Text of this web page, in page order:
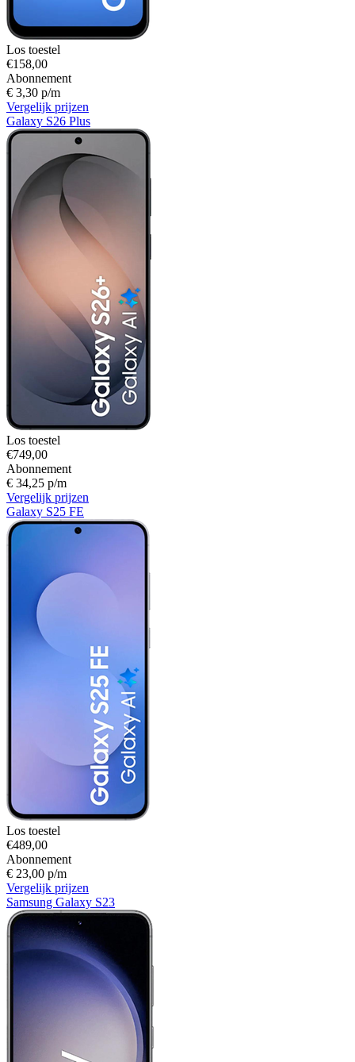
Los toestel
€158,00
Abonnement
€ 3,30 p/m
Vergelijk prijzen
Galaxy S26 Plus
Los toestel
€749,00
Abonnement
€ 34,25 p/m
Vergelijk prijzen
Galaxy S25 FE
Los toestel
€489,00
Abonnement
€ 23,00 p/m
Vergelijk prijzen
Samsung Galaxy S23